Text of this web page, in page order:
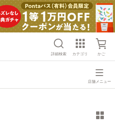
詳細検索 カテゴリ かご
店舗メニュー